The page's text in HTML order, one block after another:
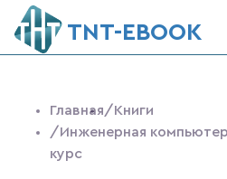
ТNT-EBOOK
Главная/Книги
/Инженерная
курс